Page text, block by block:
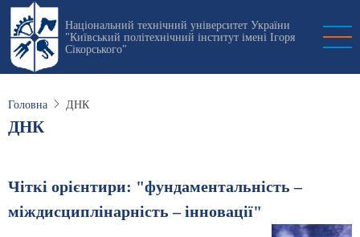
Перейти
основного
вмісту
Національний технічний університет України
"Київський політехнічний інститут імені Ігоря
Сікорського"
Головна ДНК
ДНК
Чіткі орієнтири: "фундаментальність –
міждисциплінарність – інновації"